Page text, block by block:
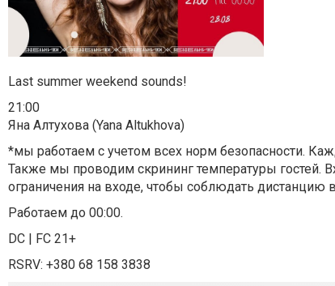
Last summer weekend sounds!
21:00
Яна Алтухова (Yana Altukhova)
*мы работаем с учетом всех норм безопасности.
Также мы проводим скрининг температуры гостей.
ограничения на входе, чтобы соблюдать дистанцию
Работаем до 00:00.
DC | FC 21+
RSRV: +380 68 158 3838